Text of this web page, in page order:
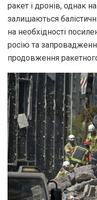
ракет і дронів, однак
залишаються
на необхідності
росію та
продовження